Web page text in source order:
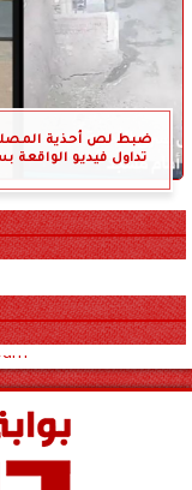
ضبط لص أحذية
تداول فيديو الواقعة